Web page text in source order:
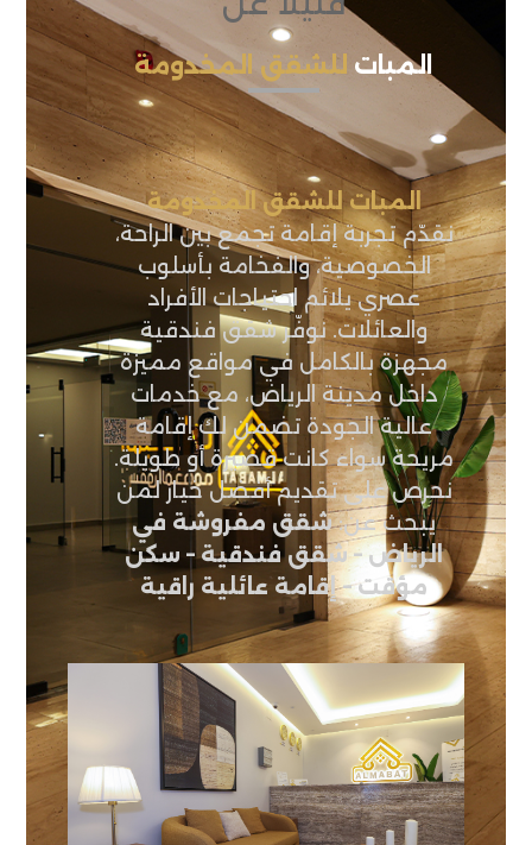
المبات للشقق المخدومة
المبات للشقق المخدومة
نقدّم تجربة إقامة تجمع بين الراحة،
الخصوصية، والفخامة بأسلوب
عصري يلائم احتياجات الأفراد
والعائلات. نوفّر شقق فندقية
مجهزة بالكامل في مواقع مميزة
داخل مدينة الرياض، مع خدمات
عالية الجودة تضمن لك إقامة
مريحة سواء كانت قصيرة أو طويلة.
نحرص على تقديم أفضل خيار لمن
يبحث عن:شقق مفروشة في
الرياض – شقق فندقية – سكن
مؤقت – إقامة عائلية راقية